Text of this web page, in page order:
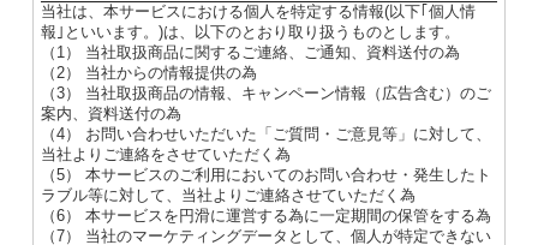
当社は、本サービスにおける個人を特定する情報(以下｢個人情
報｣といいます。)は、以下のとおり取り扱うものとします。
（1） 当社取扱商品に関するご連絡、ご通知、資料送付の為
（2） 当社からの情報提供の為
（3） 当社取扱商品の情報、キャンペーン情報（広告含む）のご
案内、資料送付の為
（4） お問い合わせいただいた「ご質問・ご意見等」に対して、
当社よりご連絡をさせていただく為
（5） 本サービスのご利用においてのお問い合わせ・発生したト
ラブル等に対して、当社よりご連絡させていただく為
（6） 本サービスを円滑に運営する為に一定期間の保管をする為
（7） 当社のマーケティングデータとして、個人が特定できない